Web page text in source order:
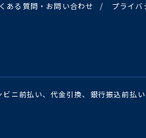
ある質問・お問い合わせ /
プライバ
ニ前払い、代金引換、銀行振込前払い